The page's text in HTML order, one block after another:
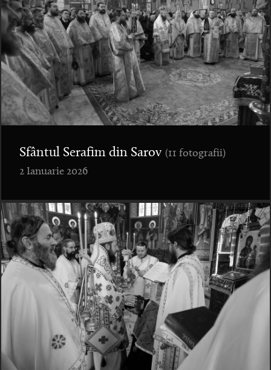
Sfântul Serafim din Sarov (11 fotografii)
2 Ianuarie 2026